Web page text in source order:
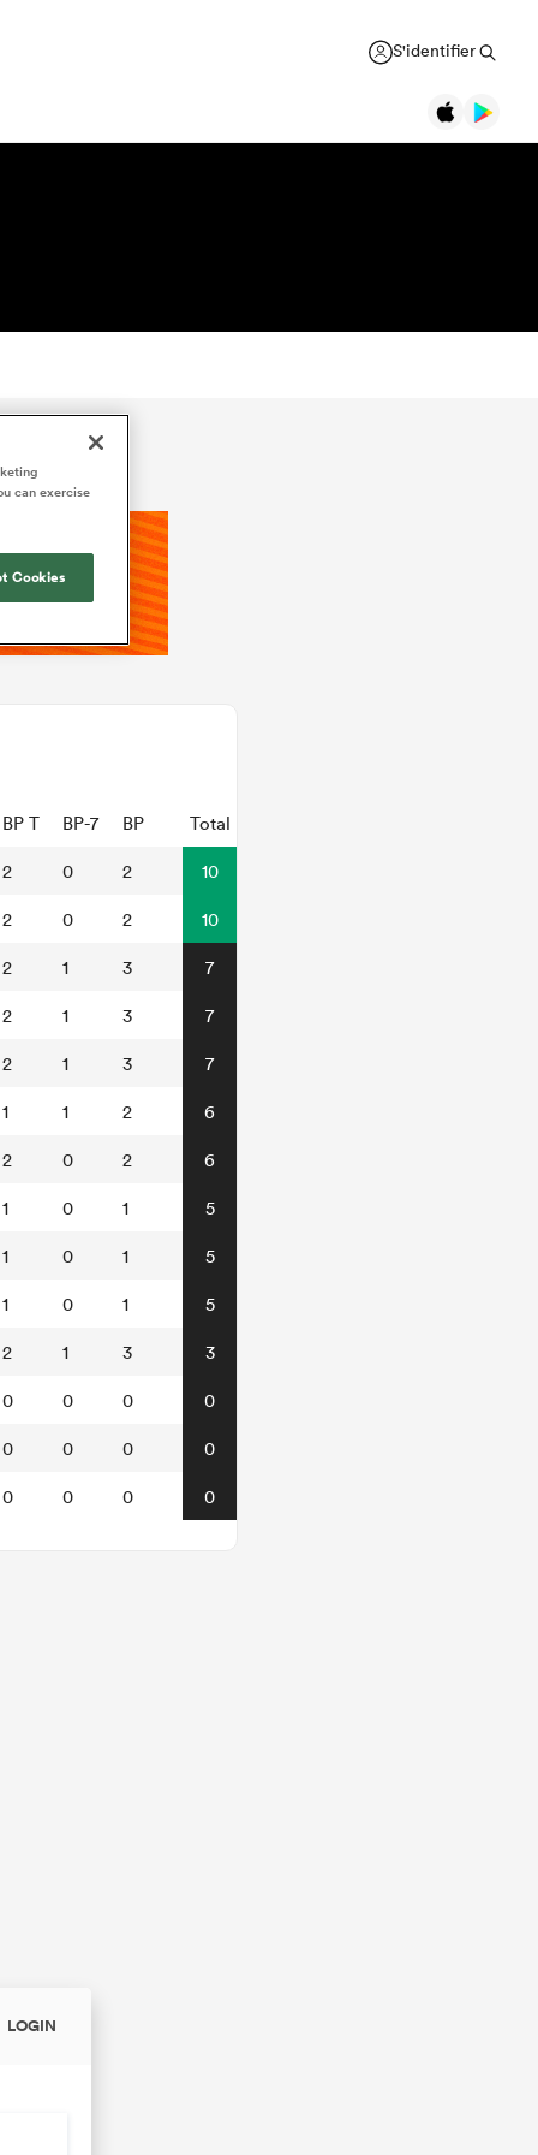
S'identifier
BP T BP-7 BP Total
2 0 2 10
2 0 2 10
2 1 3 7
2 1 3 7
2 1 3 7
1 1 2 6
2 0 2 6
1 0 1 5
1 0 1 5
1 0 1 5
2 1 3 3
0 0 0 0
0 0 0 0
0 0 0 0
LOGIN
can exercise
Cookies